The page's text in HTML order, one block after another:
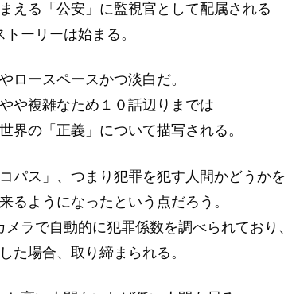
える「公安」に監視官として配属される
ーリーは始まる。
ロースペースかつ淡白だ。
や複雑なため１０話辺りまでは
界の「正義」について描写される。
パス」、つまり犯罪を犯す人間かどうかを
るようになったという点だろう。
ラで自動的に犯罪係数を調べられており、
た場合、取り締まられる。